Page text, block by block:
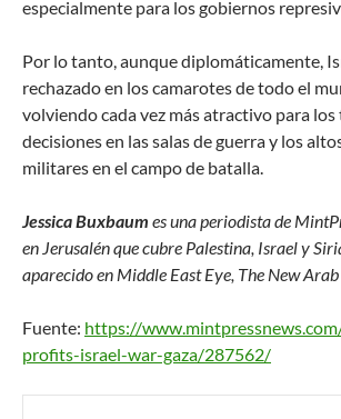
especialmente para los gobiernos
Por lo tanto, aunque diplomáticamente,
rechazado en los camarotes de todo el
volviendo cada vez más atractivo para
decisiones en las salas de guerra y los
militares en el campo de batalla.
Jessica Buxbaum es una periodista de
en Jerusalén que cubre Palestina, Israel y
aparecido en Middle East Eye, The New
Fuente: https://
profits-israel-war-gaza/287562/